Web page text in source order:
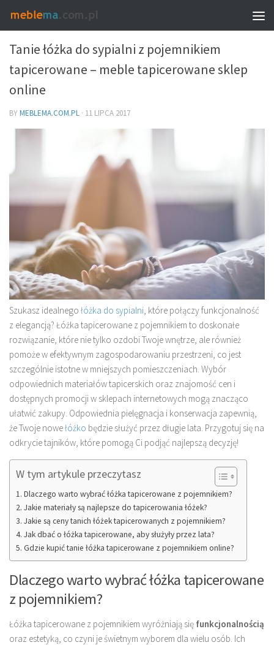
MEBLE I WNĘTRZA
Tanie łóżka do sypialni z pojemnikiem
tapicerowane – meble tapicerowane sklep
online
BYMEBLEMA.COM.PL · 11 LIPCA 2017
Szukasz idealnego łóżka do sypialni , które połączy funkcjonalność
z elegancją? Łóżka tapicerowane z pojemnikiem to doskonałe
rozwiązanie, które nie tylko ozdobi Twoje wnętrze, ale również
pomoże w efektywnym zagospodarowaniu przestrzeni, co jest
szczególnie istotne w mniejszych pomieszczeniach. Wybór
odpowiednich materiałów tapicerskich oraz znajomość cen i
dostępnych promocji w sklepach internetowych mogą znacząco
ułatwić zakupy. Odpowiednia pielęgnacja i konserwacja zapewnią,
że Twoje nowełóżko będzie służyć przez długie lata. Przygotuj się na
odkrycie tajników, które pomogą Ci podjąć najlepszą decyzję!
W tym artykule przeczytasz
Dlaczego warto wybrać łóżka tapicerowane z pojemnikiem?
Jakie materiały są najlepsze do tapicerowania łóżek?
Jakie są ceny tanich łóżek tapicerowanych z pojemnikiem?
Jak dbać o łóżka tapicerowane, aby służyły przez lata?
Gdzie kupić tanie łóżka tapicerowane z pojemnikiem online?
Dlaczego warto wybrać łóżka tapicerowane
z pojemnikiem?
Łóżka tapicerowane z pojemnikiem wyróżniają się funkcjonalnością
oraz estetyką, co czyni je świetnym wyborem dla wielu osób. Ich